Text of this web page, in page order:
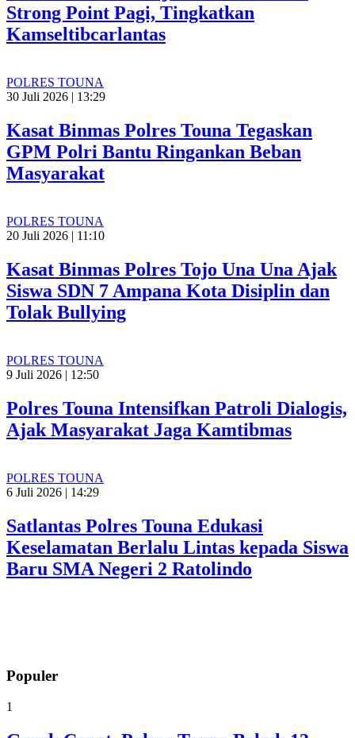
Strong Point Pagi, Tingkatkan
Kamseltibcarlantas
POLRES TOUNA
30 Juli 2026 | 13:29
Kasat Binmas Polres Touna Tegaskan
GPM Polri Bantu Ringankan Beban
Masyarakat
POLRES TOUNA
20 Juli 2026 | 11:10
Kasat Binmas Polres Tojo Una Una Ajak
Siswa SDN 7 Ampana Kota Disiplin dan
Tolak Bullying
POLRES TOUNA
9 Juli 2026 | 12:50
Polres Touna Intensifkan Patroli Dialogis,
Ajak Masyarakat Jaga Kamtibmas
POLRES TOUNA
6 Juli 2026 | 14:29
Satlantas Polres Touna Edukasi
Keselamatan Berlalu Lintas kepada Siswa
Baru SMA Negeri 2 Ratolindo
Populer
1